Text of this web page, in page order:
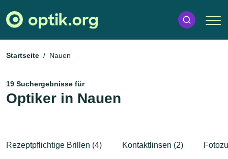
Startseite Nauen
19 Suchergebnisse für
Optiker in Nauen
Rezeptpflichtige Brillen (4) Kontaktlinsen (2)